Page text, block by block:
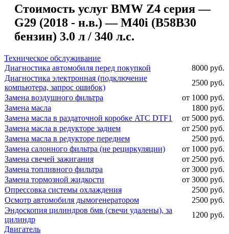
Стоимость услуг BMW Z4 серия —
G29 (2018 - н.в.) — M40i (B58B30
бензин) 3.0 л / 340 л.с.
Техническое обслуживание
Диагностика автомобиля перед покупкой
8000 руб.
Диагностика электронная (подключение
компьютера, запрос ошибок)
2500 руб.
Замена воздушного фильтра
от 1000 руб.
Замена масла
1800 руб.
Замена масла в раздаточной коробке ATC DTF1
от 5000 руб.
Замена масла в редукторе заднем
от 2500 руб.
Замена масла в редукторе переднем
2500 руб.
Замена салонного фильтра (не рециркуляции)
от 1000 руб.
Замена свечей зажигания
от 2500 руб.
Замена топливного фильтра
от 3000 руб.
Замена тормозной жидкости
от 3000 руб.
Опрессовка системы охлаждения
2500 руб.
Осмотр автомобиля дымогенератором
2500 руб.
Эндоскопия цилиндров бмв (свечи удалены), за
цилиндр
1200 руб.
Двигатель